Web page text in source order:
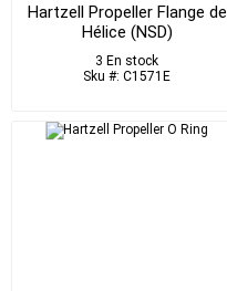
Hartzell Propeller Flange de
Hélice (NSD)
3 En stock
Sku #: C1571E